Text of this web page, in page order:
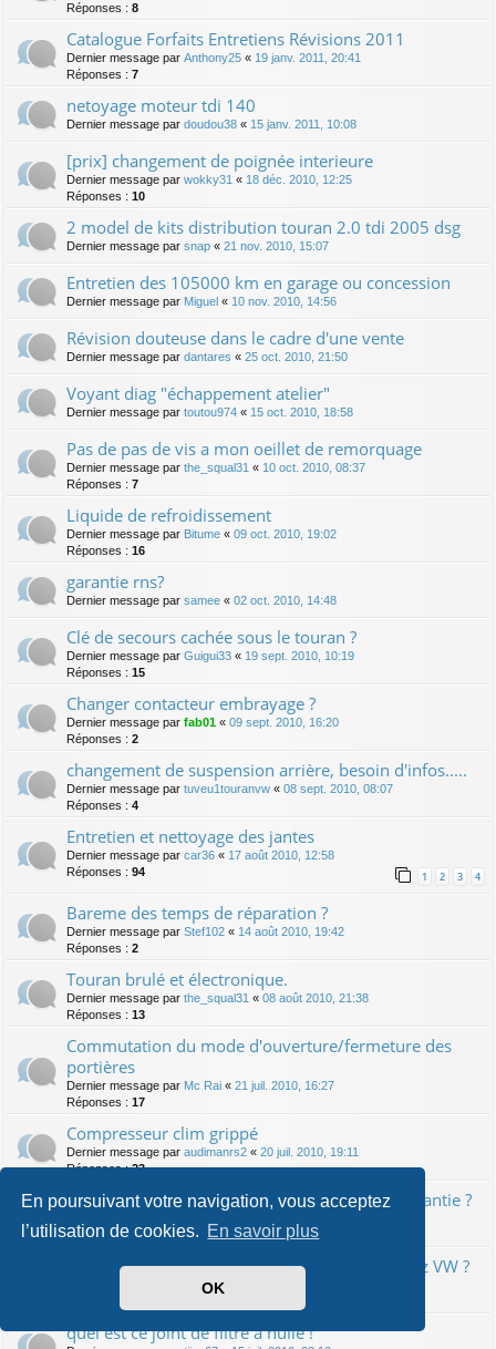
En poursuivant votre navigation, vous acceptez
l’utilisation de cookies. En savoir plus
OK
Réponses : 8
Catalogue Forfaits Entretiens Révisions 2011
Dernier message par Anthony25 « 19 janv. 2011, 20:41
Réponses : 7
netoyage moteur tdi 140
Dernier message par doudou38 « 15 janv. 2011, 10:08
[prix] changement de poignée interieure
Dernier message par wokky31 « 18 déc. 2010, 12:25
Réponses : 10
2 model de kits distribution touran 2.0 tdi 2005 dsg
Dernier message par snap « 21 nov. 2010, 15:07
Entretien des 105000 km en garage ou concession
Dernier message par Miguel « 10 nov. 2010, 14:56
Révision douteuse dans le cadre d'une vente
Dernier message par dantares « 25 oct. 2010, 21:50
Voyant diag "échappement atelier"
Dernier message par toutou974 « 15 oct. 2010, 18:58
Pas de pas de vis a mon oeillet de remorquage
Dernier message par the_squal31 « 10 oct. 2010, 08:37
Réponses : 7
Liquide de refroidissement
Dernier message par Bitume « 09 oct. 2010, 19:02
Réponses : 16
garantie rns?
Dernier message par samee « 02 oct. 2010, 14:48
Clé de secours cachée sous le touran ?
Dernier message par Guigui33 « 19 sept. 2010, 10:19
Réponses : 15
Changer contacteur embrayage ?
Dernier message par fab01 « 09 sept. 2010, 16:20
Réponses : 2
changement de suspension arrière, besoin d'infos.....
Dernier message par tuveu1touranvw « 08 sept. 2010, 08:07
Réponses : 4
Entretien et nettoyage des jantes
Dernier message par car36 « 17 août 2010, 12:58
Réponses : 94 1 2 3 4
Bareme des temps de réparation ?
Dernier message par Stef102 « 14 août 2010, 19:42
Réponses : 2
Touran brulé et électronique.
Dernier message par the_squal31 « 08 août 2010, 21:38
Réponses : 13
Commutation du mode d'ouverture/fermeture des
portières
Dernier message par Mc Rai « 21 juil. 2010, 16:27
Réponses : 17
Compresseur clim grippé
Dernier message par audimanrs2 « 20 juil. 2010, 19:11
Réponses :23
Indicateur ODB Révisions : dépassement et garantie ?
Réponses : 8
Couleur de l'huile moteur apres la revision chez VW ?
Mc Rai«
quel est ce joint de filtre à huile !